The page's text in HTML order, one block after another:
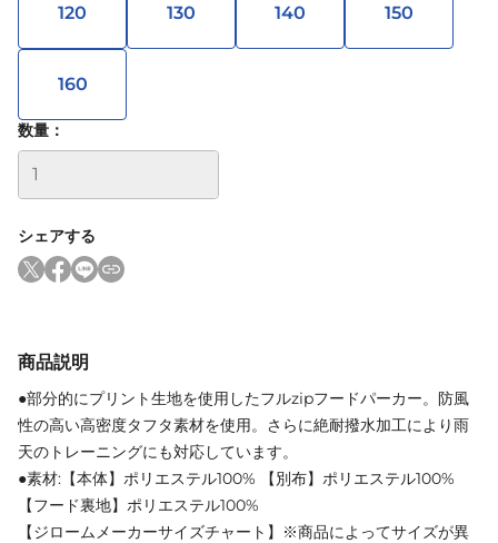
120 130 140 150
160
数量：
シェアする
商品説明
●部分的にプリント生地を使用したフルzipフードパーカー。防風
性の高い高密度タフタ素材を使用。さらに絶耐撥水加工により雨
天のトレーニングにも対応しています。
●素材:【本体】ポリエステル100% 【別布】ポリエステル100%
【フード裏地】ポリエステル100%
【ジロームメーカーサイズチャート】※商品によってサイズが異